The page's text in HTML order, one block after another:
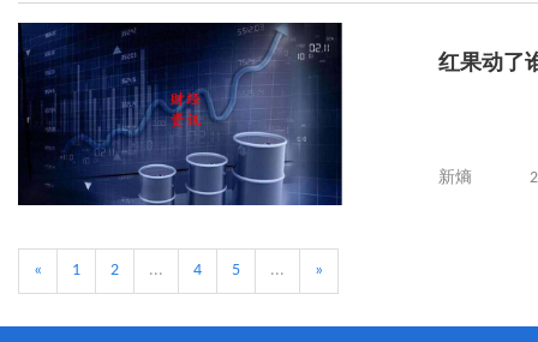
红果动了
新熵
« 1 2 ... 4 5 ... »